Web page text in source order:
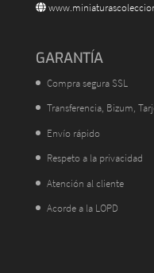
GARANTÍA
Compra segura SSL
Transferencia, Bizum,
Envío rápido
Respeto a la privacidad
Atención al cliente
Acorde a la LOPD